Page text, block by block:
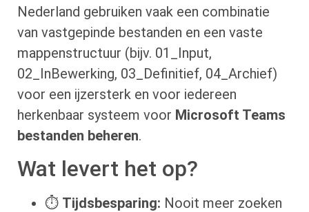
Nederland gebruiken vaak een combinatie
van vastgepinde bestanden en een vaste
mappenstructuur (bijv. 01_Input,
02_InBewerking, 03_Definitief, 04_Archief)
voor een ijzersterk en voor iedereen
herkenbaar systeem voor Microsoft Teams
bestanden beheren.
Wat levert het op?
⏱️ Tijdsbesparing: Nooit meer zoeken